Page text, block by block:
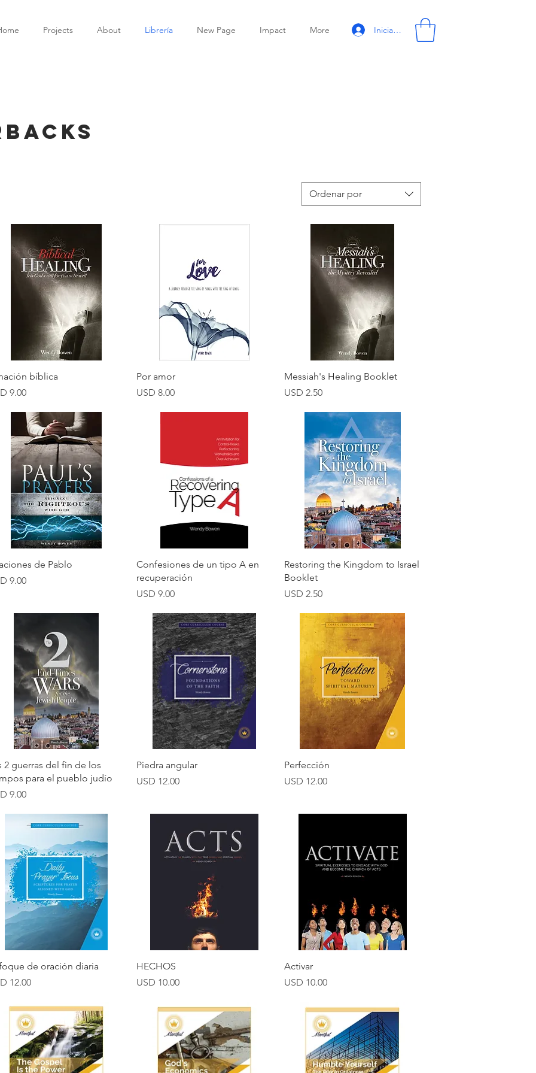
Projects About Librería New Page Impact More Iniciar sesión
Ordenar por
Vista rápida
bíblica
9.00
Por amor
Precio
USD 8.00
Vista rápida
Messiah's Healing Booklet
Precio
USD 2.50
Vista rápida
de Pablo
9.00
Vista rápida
Confesiones de un tipo A en
recuperación
Precio
USD 9.00
Vista rápida
Restoring the Kingdom to Israel
Booklet
Precio
USD 2.50
Vista rápida
2 guerras del fin de los
para el pueblo judío
9.00
Vista rápida
Piedra angular
Precio
USD 12.00
Perfección
Precio
USD 12.00
Vista rápida
de oración diaria
12.00
HECHOS
Precio
USD 10.00
Activar
Precio
USD 10.00